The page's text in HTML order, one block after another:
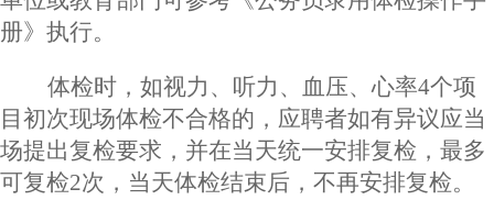
册》执行。
体检时，如视力、听力、血压、心率4个项
目初次现场体检不合格的，应聘者如有异议应当
场提出复检要求，并在当天统一安排复检，最多
可复检2次，当天体检结束后，不再安排复检。